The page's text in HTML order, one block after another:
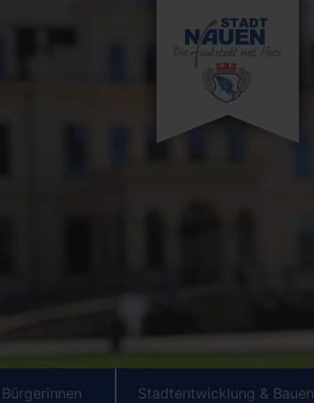
Stadtentwicklung & Bauen